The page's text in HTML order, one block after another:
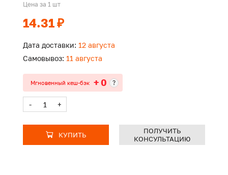
Цена за 1 шт
14.31 ₽
Дата доставки: 12 августа
Самовывоз: 11 августа
Мгновенный кеш-бэк + 0 ?
- +
КУПИТЬ
ПОЛУЧИТЬ
КОНСУЛЬТАЦИЮ